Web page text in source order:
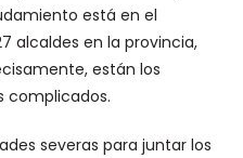
está en el
alcaldes en la provincia,
están los
complicados.
severas para juntar los